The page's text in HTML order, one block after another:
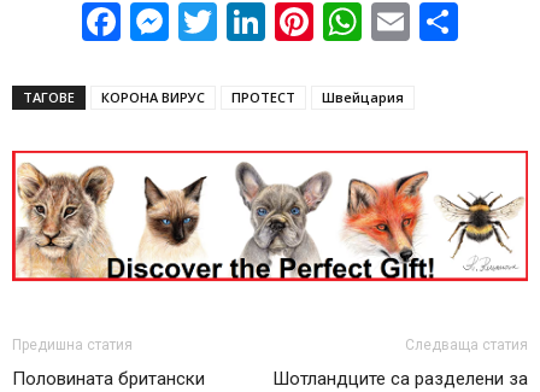
Facebook
Messenger
Twitter
LinkedIn
Pinterest
WhatsApp
Email
ТАГОВЕ КОРОНА ВИРУС ПРОТЕСТ Швейцария
Предишна статия
Половината британски
Следваща статия
Шотландците са разделени за